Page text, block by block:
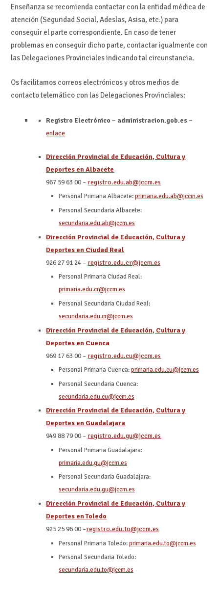
Enseñanza se recomienda contactar con la entidad médica de
atención (Seguridad Social, Adeslas, Asisa, etc.) para
conseguir el parte correspondiente. En caso de tener
problemas en conseguir dicho parte, contactar igualmente con
las Delegaciones Provinciales indicando tal circunstancia.
Os facilitamos correos electrónicos y otros medios de
contacto telemático con las Delegaciones Provinciales:
Registro Electrónico – administracion.gob.es –
enlace
Dirección Provincial de Educación, Cultura y
Deportes en Albacete
967 59 63 00 – registro.edu.ab@jccm.es
Personal Primaria Albacete:primaria.edu.ab@jccm.es
Personal Secundaria Albacete:
secundaria.edu.ab@jccm.es
Dirección Provincial de Educación, Cultura y
Deportes en Ciudad Real
926 27 91 24 – registro.edu.cr@jccm.es
Personal Primaria Ciudad Real:
primaria.edu.cr@jccm.es
Personal Secundaria Ciudad Real:
secundaria.edu.cr@jccm.es
Dirección Provincial de Educación, Cultura y
Deportes en Cuenca
969 17 63 00 – registro.edu.cu@jccm.es
Personal Primaria Cuenca:primaria.edu.cu@jccm.es
Personal Secundaria Cuenca:
secundaria.edu.cu@jccm.es
Dirección Provincial de Educación, Cultura y
Deportes en Guadalajara
949 88 79 00 – registro.edu.gu@jccm.es
Personal Primaria Guadalajara:
primaria.edu.gu@jccm.es
Personal Secundaria Guadalajara:
secundaria.edu.gu@jccm.es
Dirección Provincial de Educación, Cultura y
Deportes en Toledo
925 25 96 00 –registro.edu.to@jccm.es
Personal Primaria Toledo:primaria.edu.to@jccm.es
Personal Secundaria Toledo:
secundaria.edu.to@jccm.es